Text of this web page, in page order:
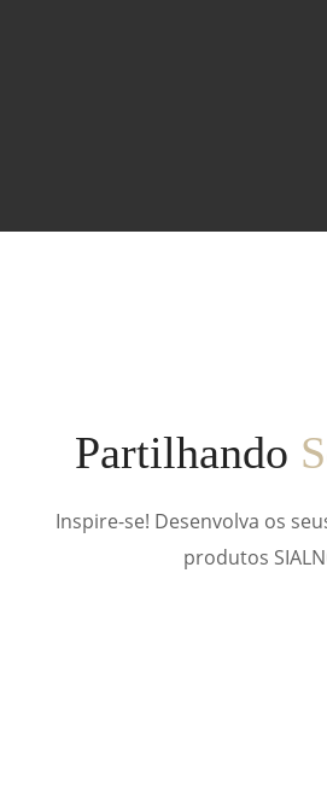
Partilhando
Inspire-se! Desenvolva os
produtos